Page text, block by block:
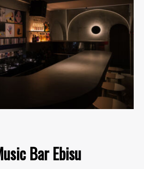
Bar Ebisu